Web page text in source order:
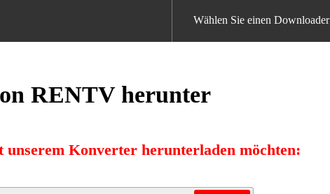
Wählen Sie einen Downloader
RENTV herunter
Konverter herunterladen möchten: